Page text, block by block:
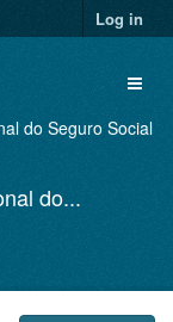
Log in
do...